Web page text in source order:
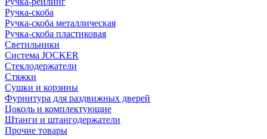
Ручка-скоба
Ручка-скоба металлическая
Ручка-скоба пластиковая
Светильники
Система JOCKER
Стеклодержатели
Стяжки
Сушки и корзины
Фурнитура для раздвижных дверей
Цоколь и комплектующие
Штанги и штангодержатели
Прочие товары